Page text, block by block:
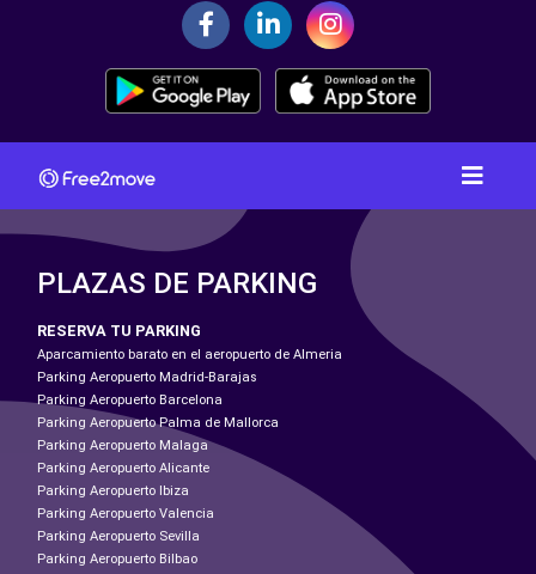
PLAZAS DE PARKING
RESERVA TU PARKING
Aparcamiento barato en el aeropuerto de Almeria
Parking Aeropuerto Madrid-Barajas
Parking Aeropuerto Barcelona
Parking Aeropuerto Palma de Mallorca
Parking Aeropuerto Malaga
Parking Aeropuerto Alicante
Parking Aeropuerto Ibiza
Parking Aeropuerto Valencia
Parking Aeropuerto Sevilla
Parking Aeropuerto Bilbao